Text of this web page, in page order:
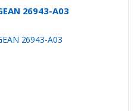
26943-Α03